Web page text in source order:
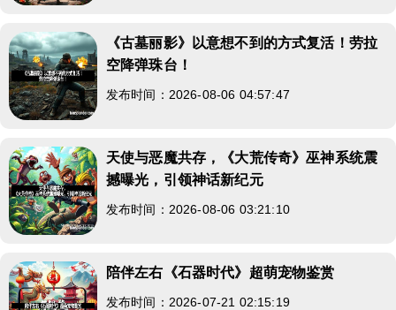
《古墓丽影》以意想不到的方式复活！劳拉
空降弹珠台！
发布时间：2026-08-06 04:57:47
天使与恶魔共存，《大荒传奇》巫神系统震
撼曝光，引领神话新纪元
发布时间：2026-08-06 03:21:10
陪伴左右《石器时代》超萌宠物鉴赏
发布时间：2026-07-21 02:15:19